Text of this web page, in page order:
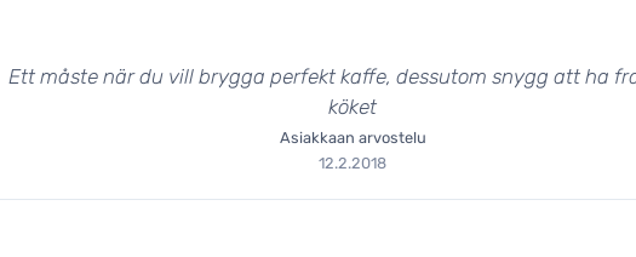
Ett måste när du vill brygga perfekt kaffe, dessutom snygg att ha
köket
Asiakkaan arvostelu
12.2.2018